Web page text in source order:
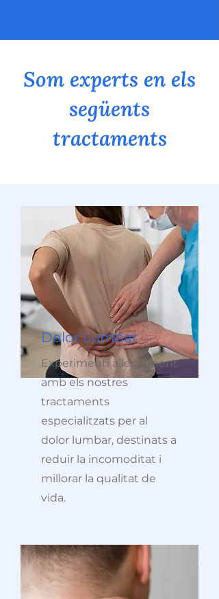
Som experts en els
següents
tractaments
Dolor Lumbar
Experimenti alleujament
amb els nostres
tractaments
especialitzats per al
dolor lumbar, destinats a
reduir la incomoditat i
millorar la qualitat de
vida.